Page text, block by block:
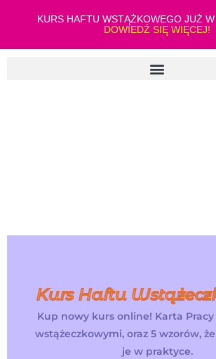
KURS HAFTU WSTĄŻKOWEGO JUŻ W
DOWIEDŹ SIĘ WIĘCEJ!
Kurs Haftu
Kup nowy kurs online! Karta
wstążeczkowymi, oraz 5 wzorów,
je w praktyce.